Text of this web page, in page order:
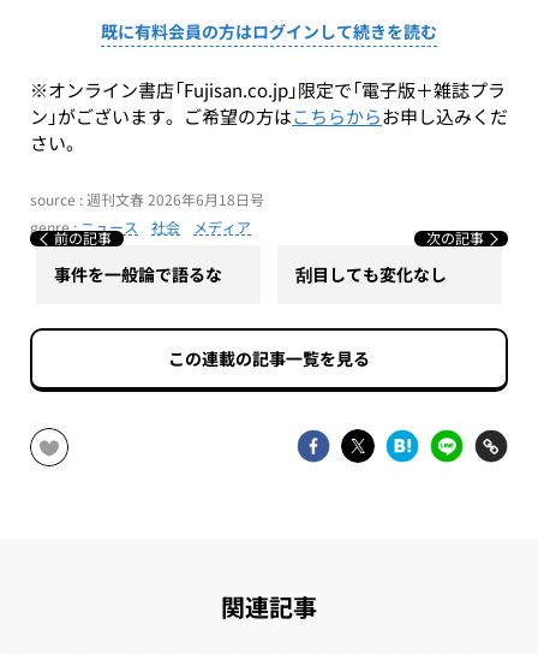
既に有料会員の方はログインして続きを読む
※オンライン書店「Fujisan.co.jp」限定で「電子版＋雑誌プラ
ン」がございます。ご希望の方はこちらからお申し込みくだ
さい。
source : 週刊文春 2026年6月18日号
genre :ニュース 社会 メディア
前の記事
事件を一般論で語るな
次の記事
刮目しても変化なし
この連載の記事一覧を見る
関連記事